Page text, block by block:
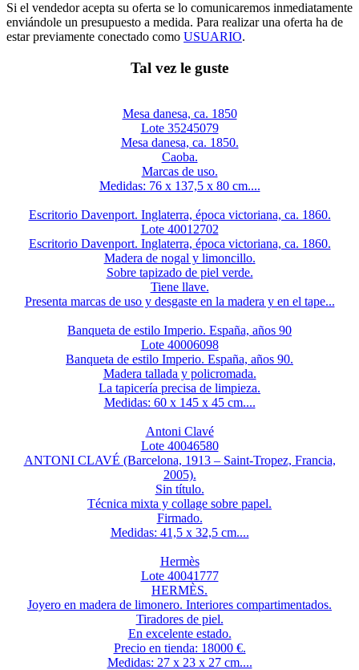
Si el vendedor acepta su oferta se lo comunicaremos inmediatamente
enviándole un presupuesto a medida. Para realizar una oferta ha de
estar previamente conectado como USUARIO.
Tal vez le guste
Mesa danesa, ca. 1850
Lote 35245079
Mesa danesa, ca. 1850.
Caoba.
Marcas de uso.
Medidas: 76 x 137,5 x 80 cm....
Escritorio Davenport. Inglaterra, época victoriana, ca. 1860.
Lote 40012702
Escritorio Davenport. Inglaterra, época victoriana, ca. 1860.
Madera de nogal y limoncillo.
Sobre tapizado de piel verde.
Tiene llave.
Presenta marcas de uso y desgaste en la madera y en el tape...
Banqueta de estilo Imperio. España, años 90
Lote 40006098
Banqueta de estilo Imperio. España, años 90.
Madera tallada y policromada.
La tapicería precisa de limpieza.
Medidas: 60 x 145 x 45 cm....
Antoni Clavé
Lote 40046580
ANTONI CLAVÉ (Barcelona, 1913 – Saint-Tropez, Francia,
2005).
Sin título.
Técnica mixta y collage sobre papel.
Firmado.
Medidas: 41,5 x 32,5 cm....
Hermès
Lote 40041777
HERMÈS.
Joyero en madera de limonero. Interiores compartimentados.
Tiradores de piel.
En excelente estado.
Precio en tienda: 18000 €.
Medidas: 27 x 23 x 27 cm....